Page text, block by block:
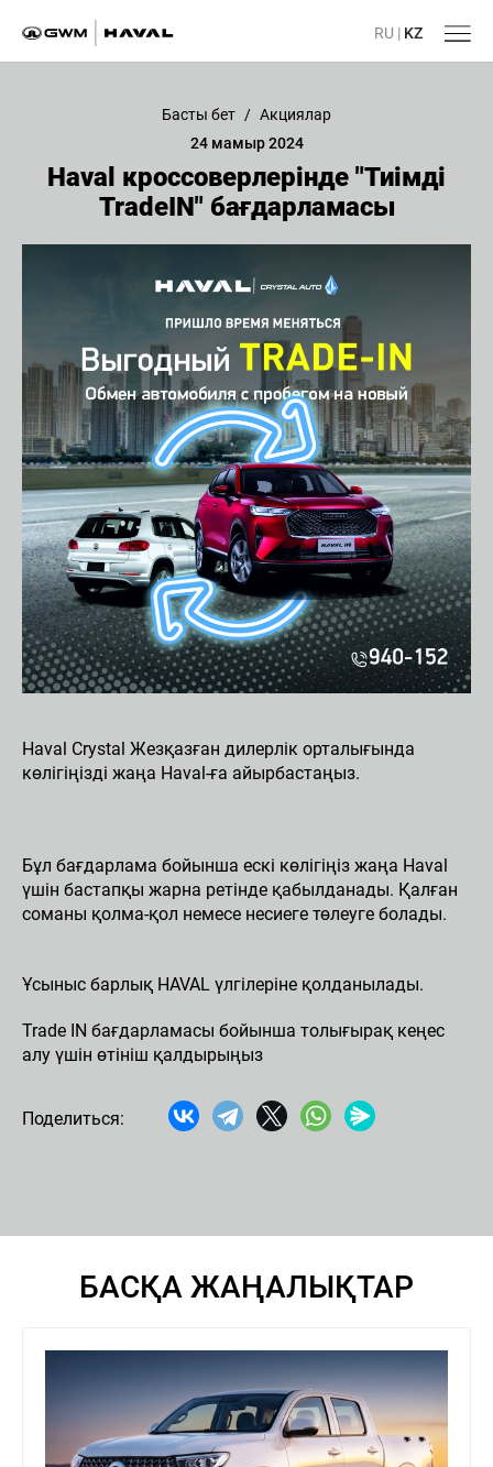
8 (777) 327
Haval VM
Premium
RU | KZ
Басты бет / Акциялар
24 мамыр 2024
Haval кроссоверлерінде "Тиімді
TradeIN" бағдарламасы
Haval Crystal Жезқазған ​​дилерлік орталығында
көлігіңізді жаңа Haval-ға айырбастаңыз.
Бұл бағдарлама бойынша ескі көлігіңіз жаңа Haval
үшін бастапқы жарна ретінде қабылданады. Қалған
соманы қолма-қол немесе несиеге төлеуге болады.
Ұсыныс барлық HAVAL үлгілеріне қолданылады.
Trade IN бағдарламасы бойынша толығырақ кеңес
алу үшін өтініш қалдырыңыз
Поделиться:
БАСҚА ЖАҢАЛЫҚТАР